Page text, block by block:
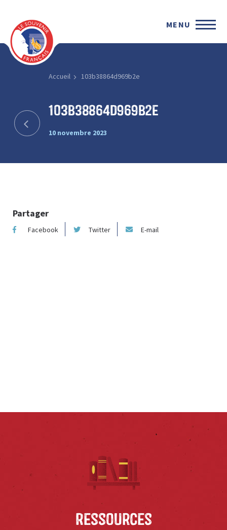
MENU
Accueil 103b38864d969b2e
103b38864d969b2e
10 novembre 2023
Partager
Facebook Twitter E-mail
Ressources